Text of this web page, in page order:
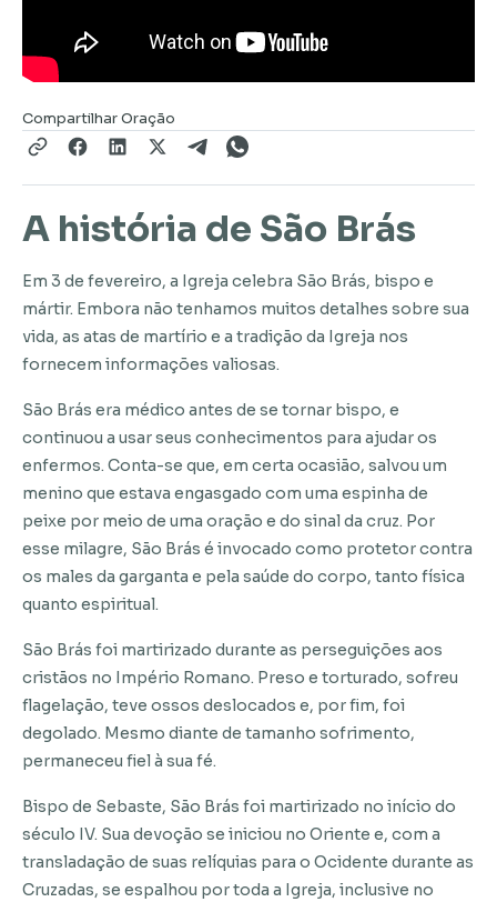
Compartilhar Oração
A história de São Brás
Em 3 de fevereiro, a Igreja celebra São Brás, bispo e
mártir. Embora não tenhamos muitos detalhes sobre sua
vida, as atas de martírio e a tradição da Igreja nos
fornecem informações valiosas.
São Brás era médico antes de se tornar bispo, e
continuou a usar seus conhecimentos para ajudar os
enfermos. Conta-se que, em certa ocasião, salvou um
menino que estava engasgado com uma espinha de
peixe por meio de uma oração e do sinal da cruz. Por
esse milagre, São Brás é invocado como protetor contra
os males da garganta e pela saúde do corpo, tanto física
quanto espiritual.
São Brás foi martirizado durante as perseguições aos
cristãos no Império Romano. Preso e torturado, sofreu
flagelação, teve ossos deslocados e, por fim, foi
degolado. Mesmo diante de tamanho sofrimento,
permaneceu fiel à sua fé.
Bispo de Sebaste, São Brás foi martirizado no início do
século IV. Sua devoção se iniciou no Oriente e, com a
transladação de suas relíquias para o Ocidente durante as
Cruzadas, se espalhou por toda a Igreja, inclusive no